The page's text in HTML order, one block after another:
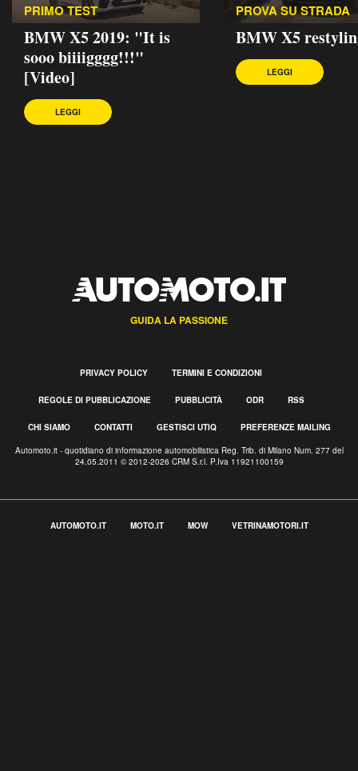
PRIMO TEST
BMW X5 2019: "It is
sooo biiiigggg!!!"
[Video]
LEGGI
PROVA SU STRADA
BMW X5
LEGGI
GUIDA LA PASSIONE
PRIVACY POLICY TERMINI E CONDIZIONI
REGOLE DI PUBBLICAZIONE PUBBLICITÀ ODR RSS
CHI SIAMO CONTATTI GESTISCI UTIQ PREFERENZE MAILING
Automoto.it - quotidiano di informazione automobilistica Reg. Trib. di Milano Num. 277 del
24.05.2011 © 2012-2026 CRM S.r.l. P.Iva 11921100159
AUTOMOTO.IT MOTO.IT MOW VETRINAMOTORI.IT